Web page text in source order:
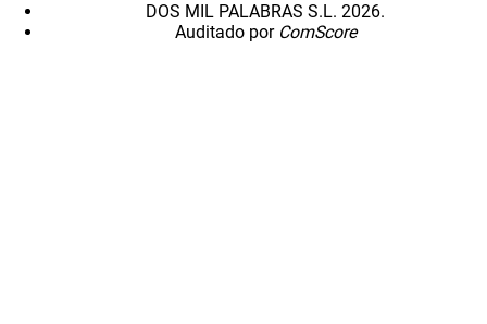
DOS MIL PALABRAS S.L. 2026.
Auditado por ComScore